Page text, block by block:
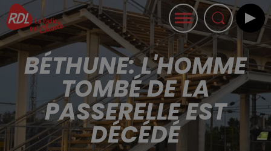
BÉTHUNE: L'HOMME
TOMBÉ DE LA
PASSERELLE EST
DÉCÉDÉ